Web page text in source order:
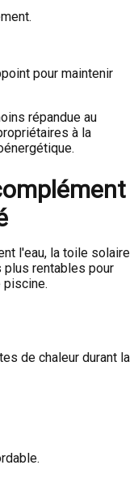
pour maintenir
répandue au
à la
l'eau, la toile solaire
rentables pour
piscine.
de chaleur durant la